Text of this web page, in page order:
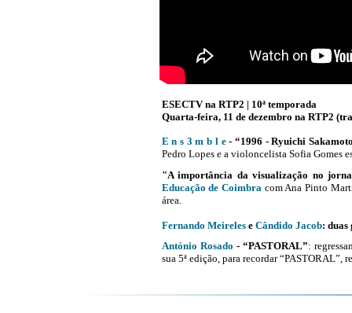
ESECTV na RTP2 | 10ª temporada
Quarta-feira, 11 de dezembro na RTP2
E n s 3 m b l e- “1996 - Ryuichi
Pedro Lopes e a violoncelista Sofia Gomes
"A importância da visualização no
Educação de Coimbracom Ana Pinto
área.
Fernando Meirelese Cândido Jacob: duas
António Rosado - “PASTORAL”:
sua 5ª edição, para recordar